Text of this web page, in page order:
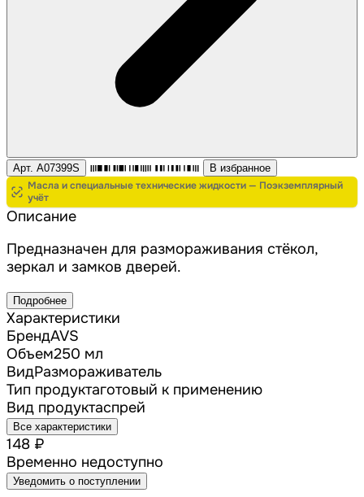
Арт. A07399S В избранное
Масла и специальные технические жидкости — Поэкземплярный
учёт
Описание
Предназначен для размораживания стёкол,
зеркал и замков дверей.
Подробнее
Характеристики
БрендAVS
Объем250 мл
ВидРазмораживатель
Тип продуктаготовый к применению
Вид продуктаспрей
Все характеристики
148 ₽
Временно недоступно
Уведомить о поступлении